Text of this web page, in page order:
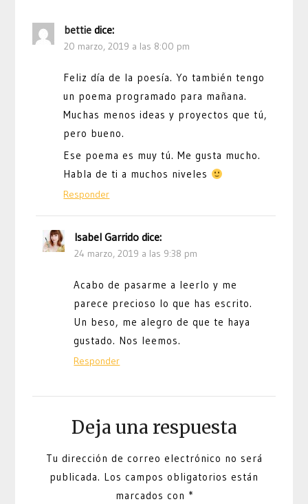
bettie dice:
20 marzo, 2019 a las 8:00 pm
Feliz día de la poesía. Yo también tengo
un poema programado para mañana.
Muchas menos ideas y proyectos que tú,
pero bueno.
Ese poema es muy tú. Me gusta mucho.
Habla de ti a muchos niveles
Responder
Isabel Garrido dice:
24 marzo, 2019 a las 9:38 pm
Acabo de pasarme a leerlo y me
parece precioso lo que has escrito.
Un beso, me alegro de que te haya
gustado. Nos leemos.
Responder
Deja una respuesta
Tu dirección de correo electrónico no será
publicada. Los campos obligatorios están
marcados con *